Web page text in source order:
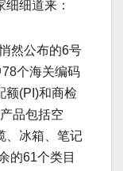
细道来：
然公布的6号
个海关编码
额(PI)和商检
品包括空
、冰箱、笔记
的61个类目